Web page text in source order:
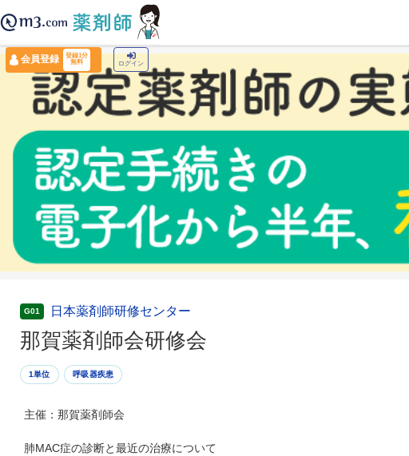
会員登録
登録1分
無料
ログイン
› 那賀薬剤師会研修会
G01 日本薬剤師研修センター
那賀薬剤師会研修会
1単位 呼吸器疾患
主催：那賀薬剤師会
肺MAC症の診断と最近の治療について